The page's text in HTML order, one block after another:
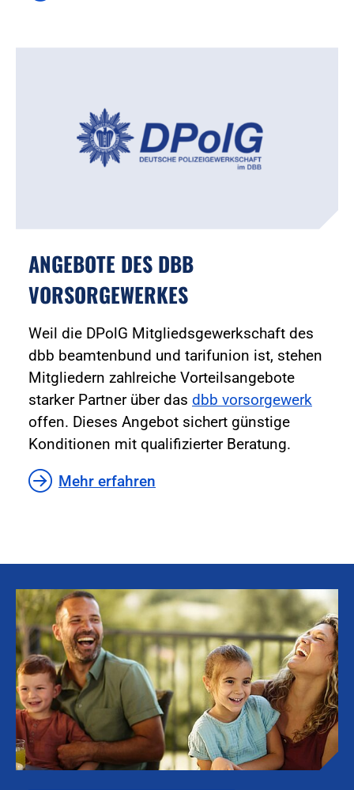
ANGEBOTE DES DBB
VORSORGEWERKES
Weil die DPolG Mitgliedsgewerkschaft des
dbb beamtenbund und tarifunion ist, stehen
Mitgliedern zahlreiche Vorteilsangebote
starker Partner über das dbb vorsorgewerk
offen. Dieses Angebot sichert günstige
Konditionen mit qualifizierter Beratung.
Mehr erfahren